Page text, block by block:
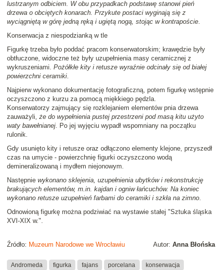
lustrzanym odbiciem. W obu przypadkach podstawę stanowi pień
drzewa o obciętych konarach. Przykute postaci wyginają się z
wyciągniętą w górę jedną ręką i ugiętą nogą, stojąc w kontrapoście.
Konserwacja z niespodzianką w tle
Figurkę trzeba było poddać pracom konserwatorskim; krawędzie były
obtłuczone, widoczne też były uzupełnienia masy ceramicznej z
wykruszeniami. Pożółkłe kity i retusze wyraźnie odcinały się od białej
powierzchni ceramiki.
Najpierw wykonano dokumentację fotograficzną, potem figurkę wstępnie
oczyszczono z kurzu za pomocą miękkiego pędzla.
Konserwatorzy zajmujący się rozklejaniem elementów pnia drzewa
zauważyli, że do wypełnienia pustej przestrzeni pod masą kitu użyto
waty bawełnianej. Po jej wyjęciu wypadł wspomniany na początku
rulonik.
Gdy usunięto kity i retusze oraz odłączono elementy klejone, przyszedł
czas na umycie - powierzchnię figurki oczyszczono wodą
demineralizowaną i mydłem niejonowym.
Następnie wykonano sklejenia, uzupełnienia ubytków i rekonstrukcję
brakujących elementów, m.in. kajdan i ogniw łańcuchów. Na koniec
wykonano retusze uzupełnień farbami do ceramiki i szkła na zimno.
Odnowioną figurkę można podziwiać na wystawie stałej "Sztuka śląska
XVI-XIX w.".
Autor: Anna Błońska
Źródło: Muzeum Narodowe we Wrocławiu
Andromeda figurka fajans porcelana konserwacja